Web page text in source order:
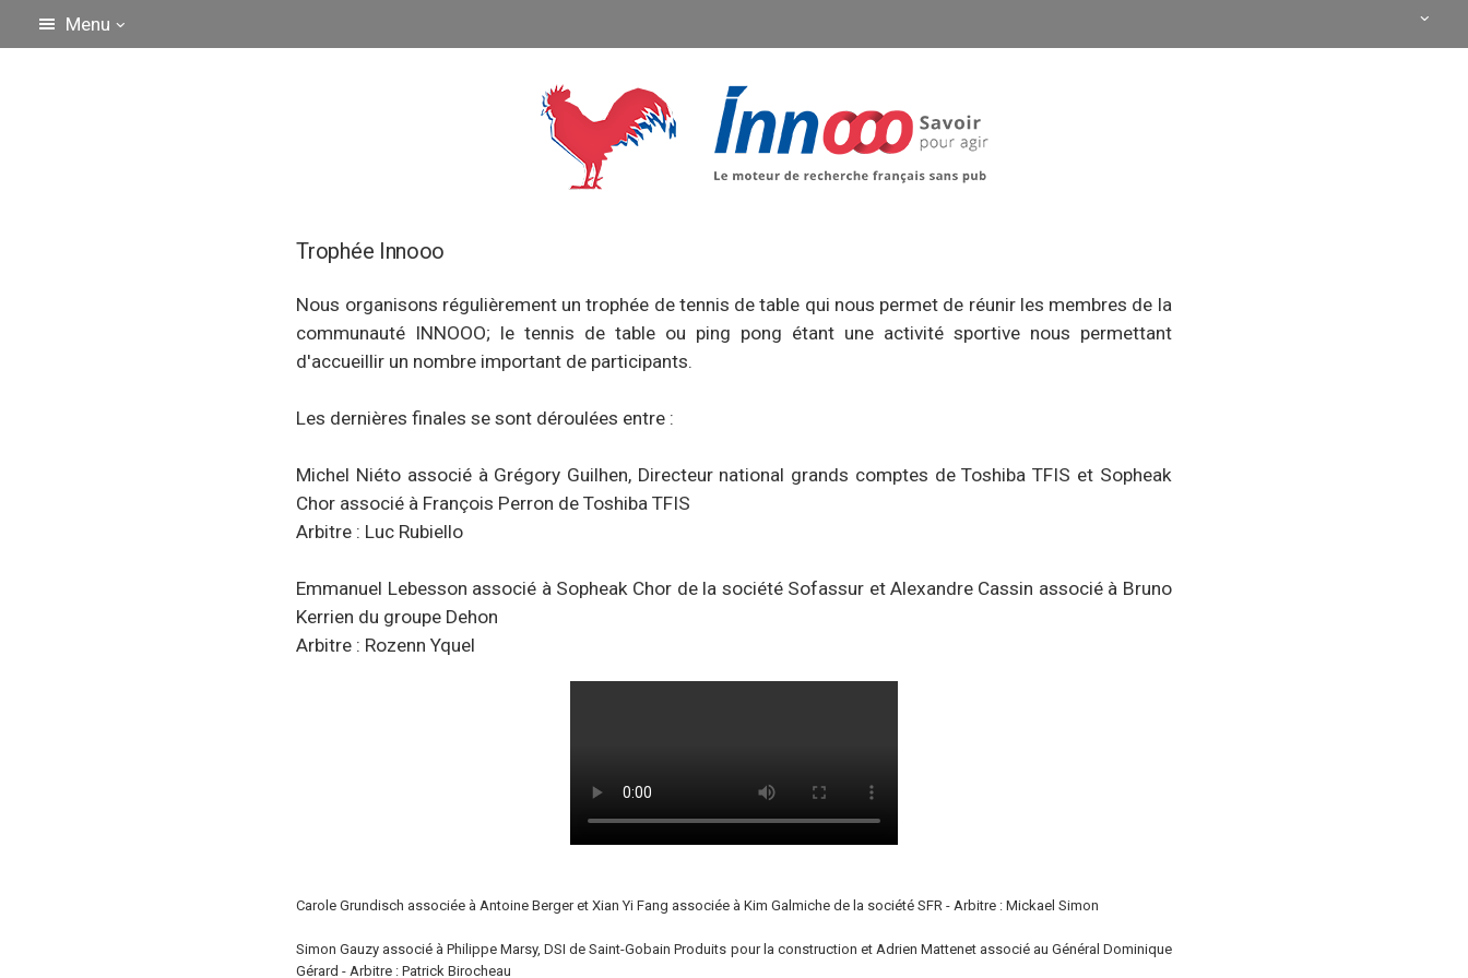
Menu
Trophée Innooo
Nous organisons régulièrement un trophée de tennis de table qui nous permet de réunir les membres de la
communauté INNOOO; le tennis de table ou ping pong étant une activité sportive nous permettant
d'accueillir un nombre important de participants.
Les dernières finales se sont déroulées entre :
Michel Niéto associé à Grégory Guilhen, Directeur national grands comptes de Toshiba TFIS et Sopheak
Chor associé à François Perron de Toshiba TFIS
Arbitre : Luc Rubiello
Emmanuel Lebesson associé à Sopheak Chor de la société Sofassur et Alexandre Cassin associé à Bruno
Kerrien du groupe Dehon
Arbitre : Rozenn Yquel
Carole Grundisch associée à Antoine Berger et Xian Yi Fang associée à Kim Galmiche de la société SFR - Arbitre : Mickael Simon
Simon Gauzy associé à Philippe Marsy, DSI de Saint-Gobain Produits pour la construction et Adrien Mattenet associé au Général Dominique
Gérard - Arbitre : Patrick Birocheau